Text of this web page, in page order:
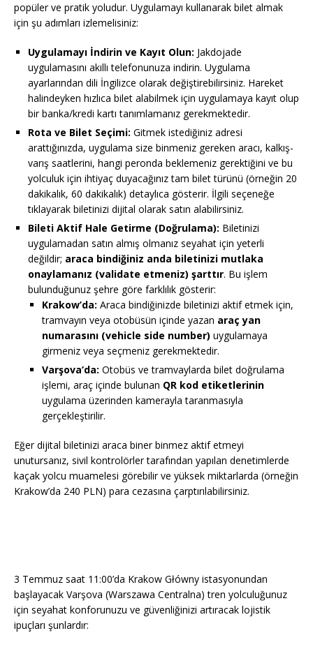
popüler ve pratik yoludur. Uygulamayı kullanarak bilet almak
için şu adımları izlemelisiniz:
Uygulamayı İndirin ve Kayıt Olun: Jakdojade
uygulamasını akıllı telefonunuza indirin. Uygulama
ayarlarından dili İngilizce olarak değiştirebilirsiniz. Hareket
halindeyken hızlıca bilet alabilmek için uygulamaya kayıt olup
bir banka/kredi kartı tanımlamanız gerekmektedir.
Rota ve Bilet Seçimi: Gitmek istediğiniz adresi
arattığınızda, uygulama size binmeniz gereken aracı, kalkış-
varış saatlerini, hangi peronda beklemeniz gerektiğini ve bu
yolculuk için ihtiyaç duyacağınız tam bilet türünü (örneğin 20
dakikalık, 60 dakikalık) detaylıca gösterir. İlgili seçeneğe
tıklayarak biletinizi dijital olarak satın alabilirsiniz.
Bileti Aktif Hale Getirme (Doğrulama): Biletinizi
uygulamadan satın almış olmanız seyahat için yeterli
değildir; araca bindiğiniz anda biletinizi mutlaka
onaylamanız (validate etmeniz) şarttır. Bu işlem
bulunduğunuz şehre göre farklılık gösterir:
Krakow’da: Araca bindiğinizde biletinizi aktif etmek için,
tramvayın veya otobüsün içinde yazan araç yan
numarasını (vehicle side number) uygulamaya
girmeniz veya seçmeniz gerekmektedir.
Varşova’da: Otobüs ve tramvaylarda bilet doğrulama
işlemi, araç içinde bulunan QR kod etiketlerinin
uygulama üzerinden kamerayla taranmasıyla
gerçekleştirilir.
Eğer dijital biletinizi araca biner binmez aktif etmeyi
unutursanız, sivil kontrolörler tarafından yapılan denetimlerde
kaçak yolcu muamelesi görebilir ve yüksek miktarlarda (örneğin
Krakow’da 240 PLN) para cezasına çarptırılabilirsiniz.
3 Temmuz saat 11:00’da Krakow Główny istasyonundan
başlayacak Varşova (Warszawa Centralna) tren yolculuğunuz
için seyahat konforunuzu ve güvenliğinizi artıracak lojistik
ipuçları şunlardır: